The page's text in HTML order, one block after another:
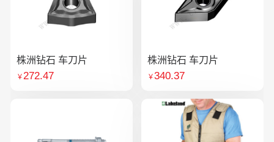
株洲钻石 车刀片
￥272.47
株洲钻石 车刀片
￥340.37